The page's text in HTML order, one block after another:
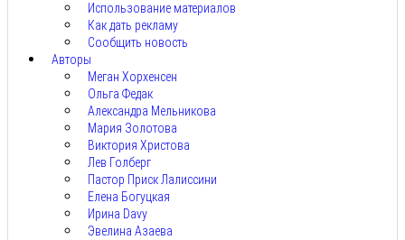
Использование материалов
Как дать рекламу
Сообщить новость
Авторы
Меган Хорхенсен
Ольга Федак
Александра Мельникова
Мария Золотова
Виктория Христова
Лев Голберг
Пастор Приск Лалиссини
Елена Богуцкая
Ирина Davy
Эвелина Азаева